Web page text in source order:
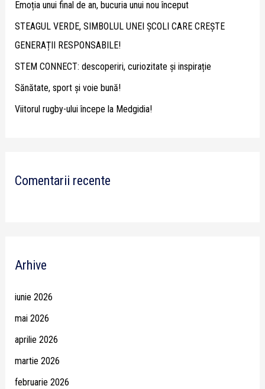
o
r
:
Emoția unui final de an, bucuria unui nou început
STEAGUL VERDE, SIMBOLUL UNEI ȘCOLI CARE CREȘTE
GENERAȚII RESPONSABILE!
STEM CONNECT: descoperiri, curiozitate și inspirație
Sănătate, sport și voie bună!
Viitorul rugby-ului începe la Medgidia!
Comentarii recente
Arhive
iunie 2026
mai 2026
aprilie 2026
martie 2026
februarie 2026